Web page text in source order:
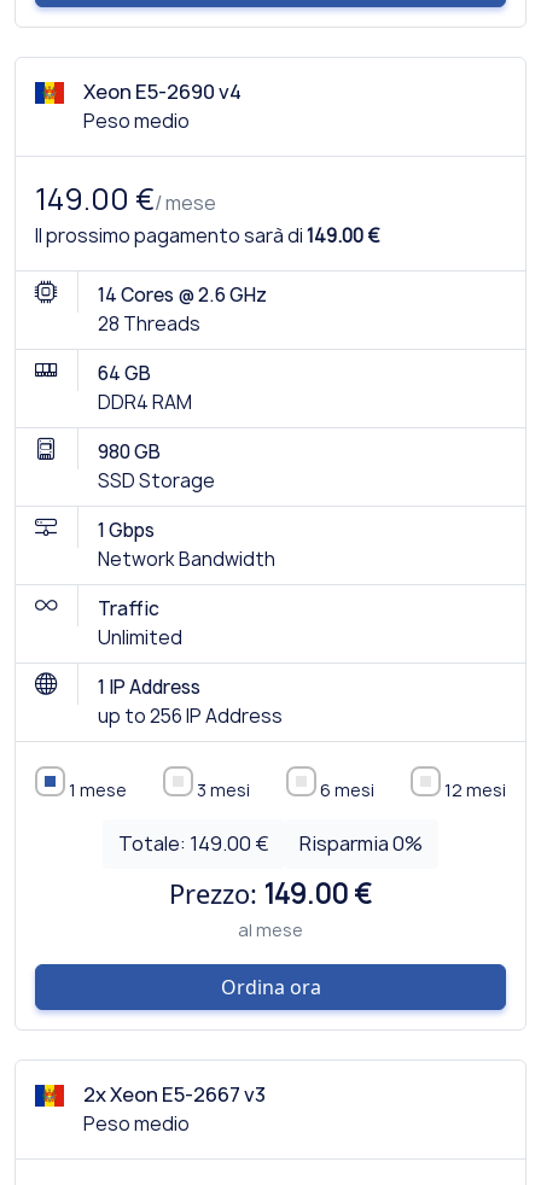
Xeon E5-2690 v4
Peso medio
149.00 €/ mese
Il prossimo pagamento sarà di149.00 €
14 Cores @ 2.6 GHz
28 Threads
64 GB
DDR4 RAM
980 GB
SSD Storage
1 Gbps
Network Bandwidth
Traffic
Unlimited
1 IP Address
up to 256 IP Address
1 mese 3 mesi 6 mesi 12 mesi
Totale: 149.00 € Risparmia0%
Prezzo: 149.00 €
al mese
Ordina ora
2x Xeon E5-2667 v3
Peso medio